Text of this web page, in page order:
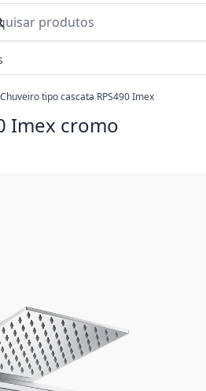
search no header
Chuveiro tipo cascata RPS490 Imex
Imex cromo